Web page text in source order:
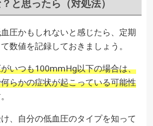
と思ったら（対処法）
圧かもしれないと感じたら、定期
数値を記録しておきましょう。
いつも100mmHg以下の場合は、
らかの症状が起こっている可能性
、自分の低血圧のタイプを知って